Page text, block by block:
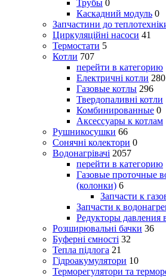
Трубы 0
Каскадний модуль 0
Запчастини до
Циркуляційні насоси 41
Термостати 5
Котли 707
перейти в категорию
Електричні котли 280
Газовые котлы 296
Твердопаливні котли
Комбинированные 0
Аксессуары к котлам
Рушникосушки 66
Сонячні колектори 0
Водонагрівачі 2057
перейти в категорию
Газовые проточные
(колонки) 6
Запчасти к
Запчасти к
Редукторы давления
Розширювальні бачки 36
Буферні ємності 32
Тепла підлога 21
Гідроакумулятори 10
Терморегулятори та